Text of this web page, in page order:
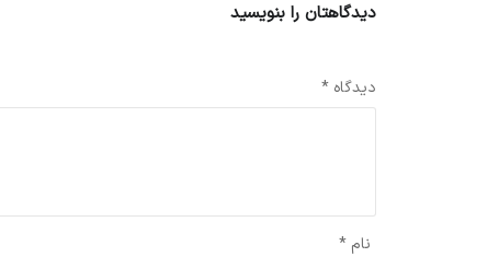
دیدگاهتان را بنویسید
دیدگاه *
نام *